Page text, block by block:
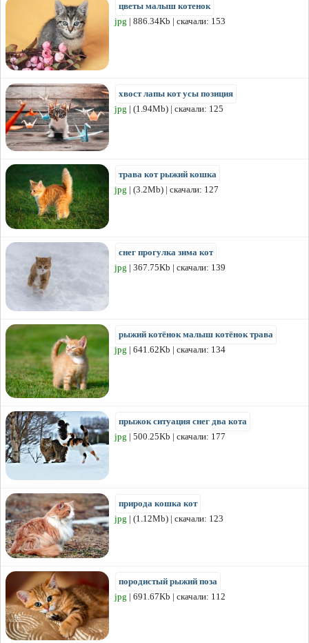
цветы малыш котенок
jpg | 886.34Kb | скачали: 153
хвост лапы кот усы позиция
jpg | (1.94Mb) | скачали: 125
трава кот рыжий кошка
jpg | (3.2Mb) | скачали: 127
снег прогулка зима кот
jpg | 367.75Kb | скачали: 139
рыжий котёнок малыш котёнок трава
jpg | 641.62Kb | скачали: 134
прыжок ситуация снег два кота
jpg | 500.25Kb | скачали: 177
природа кошка кот
jpg | (1.12Mb) | скачали: 123
породистый рыжий поза
jpg | 691.67Kb | скачали: 112